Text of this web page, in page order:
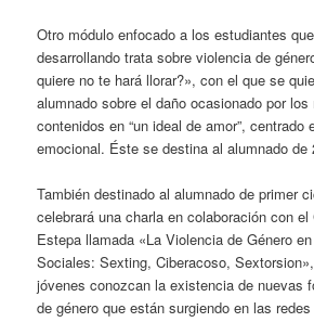
Otro módulo enfocado a los estudiantes
desarrollando trata sobre violencia de
quiere no te hará llorar?», con el que se
alumnado sobre el daño ocasionado por
contenidos en “un ideal de amor”, centrado
emocional. Éste se destina al alumnado de
También destinado al alumnado de primer
celebrará una charla en colaboración con
Estepa llamada «La Violencia de Género
Sociales: Sexting, Ciberacoso,
jóvenes conozcan la existencia de nuevas
de género que están surgiendo en las